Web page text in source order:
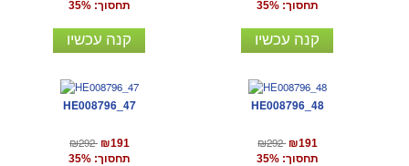
תחסוך: 35%
קנה עכשיו
תחסוך: 35%
קנה עכשיו
HE008796_47
₪292 ₪191
תחסוך: 35%
HE008796_48
₪292 ₪191
תחסוך: 35%